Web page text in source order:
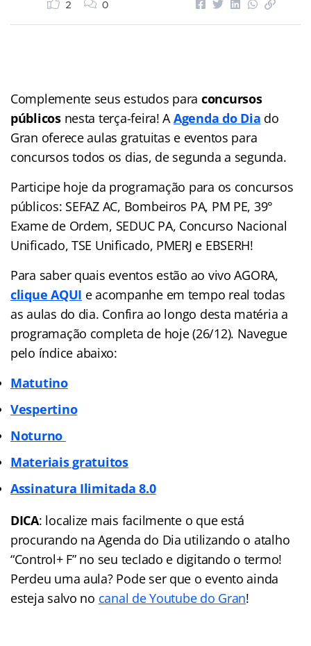
2 0
Complemente seus estudos para concursos
públicosnesta terça-feira! AAgenda do Dia do
Gran oferece aulas gratuitas e eventos para
concursos todos os dias, de segunda a segunda.
Participe hoje da programação para os concursos
públicos: SEFAZ AC, Bombeiros PA, PM PE, 39°
Exame de Ordem, SEDUC PA, Concurso Nacional
Unificado, TSE Unificado, PMERJ e EBSERH!
Para saber quais eventos estão ao vivo AGORA,
clique AQUI e acompanhe em tempo real todas
as aulas do dia. Confira ao longo desta matéria a
programação completa de hoje (26/12). Navegue
pelo índice abaixo:
Matutino
Vespertino
Noturno
Materiais gratuitos
Assinatura Ilimitada 8.0
DICA: localize mais facilmente o que está
procurando na Agenda do Dia utilizando o atalho
“Control+ F” no seu teclado e digitando o termo!
Perdeu uma aula? Pode ser que o evento ainda
esteja salvo no canal de Youtube do Gran!